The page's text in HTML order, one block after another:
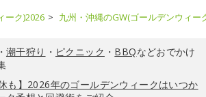
ーク)2026 九州・沖縄のGW(ゴールデンウィ
・ 潮干狩り ・ ピクニック ・ BBQなどおでかけ
も】2026年のゴールデンウィークはいつか